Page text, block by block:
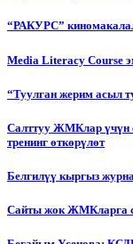
“РАКУРС”
Media Literacy Сourse
“Туулган жерим асыл
Салттуу ЖМКлар үчүн
тренинг өткөрүлөт
Белгилүү кыргыз
Сайты жок ЖМКларга